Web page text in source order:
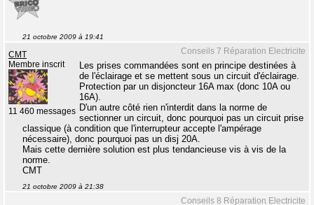
21 octobre 2009 à 19:41
Conseils 7 Réparation Electricite
CMT
Membre inscrit
11 460 messages
Les prises commandées sont en principe destinées à
de l'éclairage et se mettent sous un circuit d'éclairage.
Protection par un disjoncteur 16A max (donc 10A ou
16A).
D'un autre côté rien n'interdit dans la norme de
sectionner un circuit, donc pourquoi pas un circuit prise
classique (à condition que l'interrupteur accepte l'ampérage
nécessaire), donc pourquoi pas un disj 20A.
Mais cette dernière solution est plus tendancieuse vis à vis de la
norme.
CMT
21 octobre 2009 à 21:38
Conseils 8 Réparation Electricite